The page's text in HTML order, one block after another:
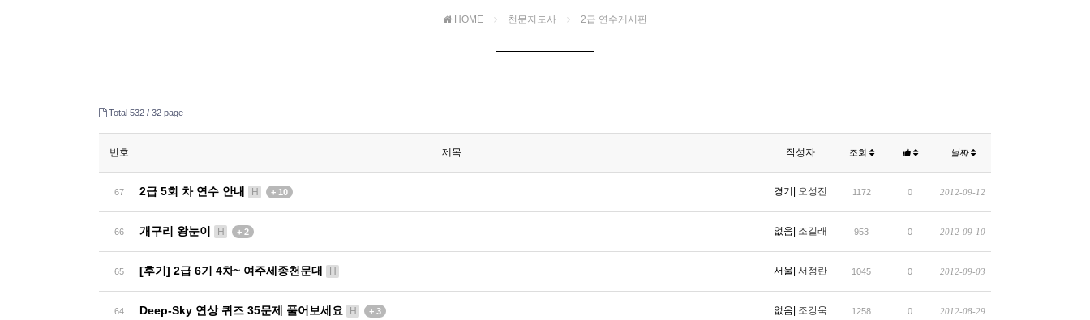
HOME 천문지도사 2급 연수게시판
Total 532 / 32 page
번호 제목 작성자 조회 날짜
67 2급 5회 차 연수 안내 H + 10 경기| 오성진 1172 0 2012-09-12
66 개구리 왕눈이 H + 2 없음| 조길래 953 0 2012-09-10
65 [후기] 2급 6기 4차~ 여주세종천문대 H 서울| 서정란 1045 0 2012-09-03
64 Deep-Sky 연상 퀴즈 35문제 풀어보세요 H + 3 없음| 조강욱 1258 0 2012-08-29